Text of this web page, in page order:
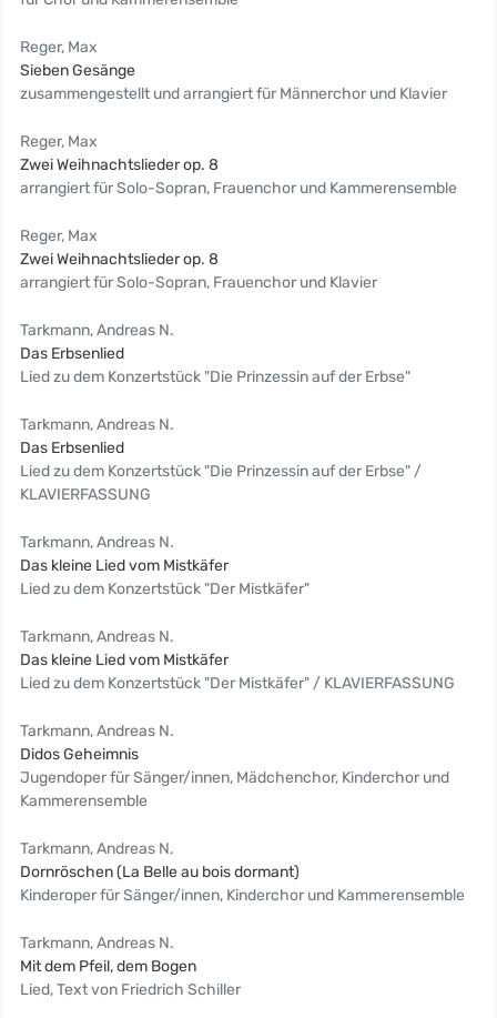
Reger, Max
Sieben Gesänge
zusammengestellt und arrangiert für Männerchor und Klavier
Reger, Max
Zwei Weihnachtslieder op. 8
arrangiert für Solo-Sopran, Frauenchor und Kammerensemble
Reger, Max
Zwei Weihnachtslieder op. 8
arrangiert für Solo-Sopran, Frauenchor und Klavier
Tarkmann, Andreas N.
Das Erbsenlied
Lied zu dem Konzertstück "Die Prinzessin auf der Erbse"
Tarkmann, Andreas N.
Das Erbsenlied
Lied zu dem Konzertstück "Die Prinzessin auf der Erbse" /
KLAVIERFASSUNG
Tarkmann, Andreas N.
Das kleine Lied vom Mistkäfer
Lied zu dem Konzertstück "Der Mistkäfer"
Tarkmann, Andreas N.
Das kleine Lied vom Mistkäfer
Lied zu dem Konzertstück "Der Mistkäfer" / KLAVIERFASSUNG
Tarkmann, Andreas N.
Didos Geheimnis
Jugendoper für Sänger/innen, Mädchenchor, Kinderchor und
Kammerensemble
Tarkmann, Andreas N.
Dornröschen (La Belle au bois dormant)
Kinderoper für Sänger/innen, Kinderchor und Kammerensemble
Tarkmann, Andreas N.
Mit dem Pfeil, dem Bogen
Lied, Text von Friedrich Schiller